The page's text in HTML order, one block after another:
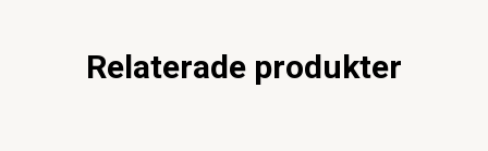
Relaterade produkter